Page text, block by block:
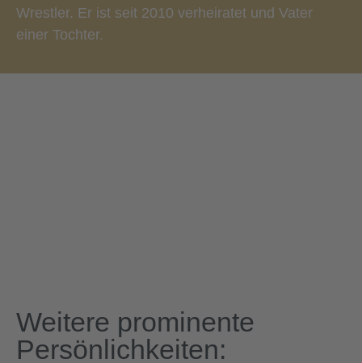
Wrestler. Er ist seit 2010 verheiratet und Vater
einer Tochter.
Weitere prominente
Persönlichkeiten: